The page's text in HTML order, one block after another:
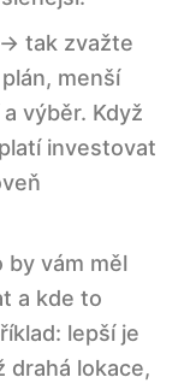
tak zvažte
menší
výběr. Když
investovat
vám měl
a kde to
lepší je
drahá lokace,
aby
mít